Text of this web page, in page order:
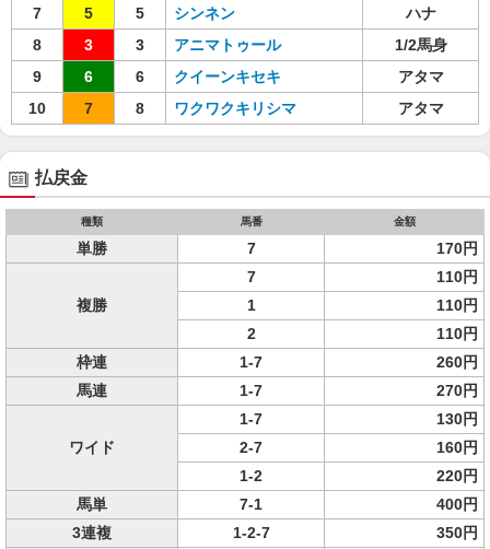
7
5 5 シンネン
ハナ
8
3 3 アニマトゥール
1/2馬身
9
6 6 クイーンキセキ
アタマ
10
7 8 ワクワクキリシマ アタマ
払戻金
種類 馬番 金額
単勝 7 170円
複勝
7
110円
1
110円
2
110円
枠連
1-7
260円
馬連
1-7 270円
ワイド
1-7
130円
2-7
160円
1-2
220円
馬単
7-1
400円
3連複
1-2-7
350円